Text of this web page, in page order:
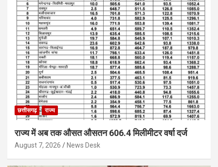
छत्तीसगढ़ राज्य
राज्य में अब तक औसत औसतन 606.4 मिलीमीटर वर्षा दर्ज
August 7, 2026 News Desk